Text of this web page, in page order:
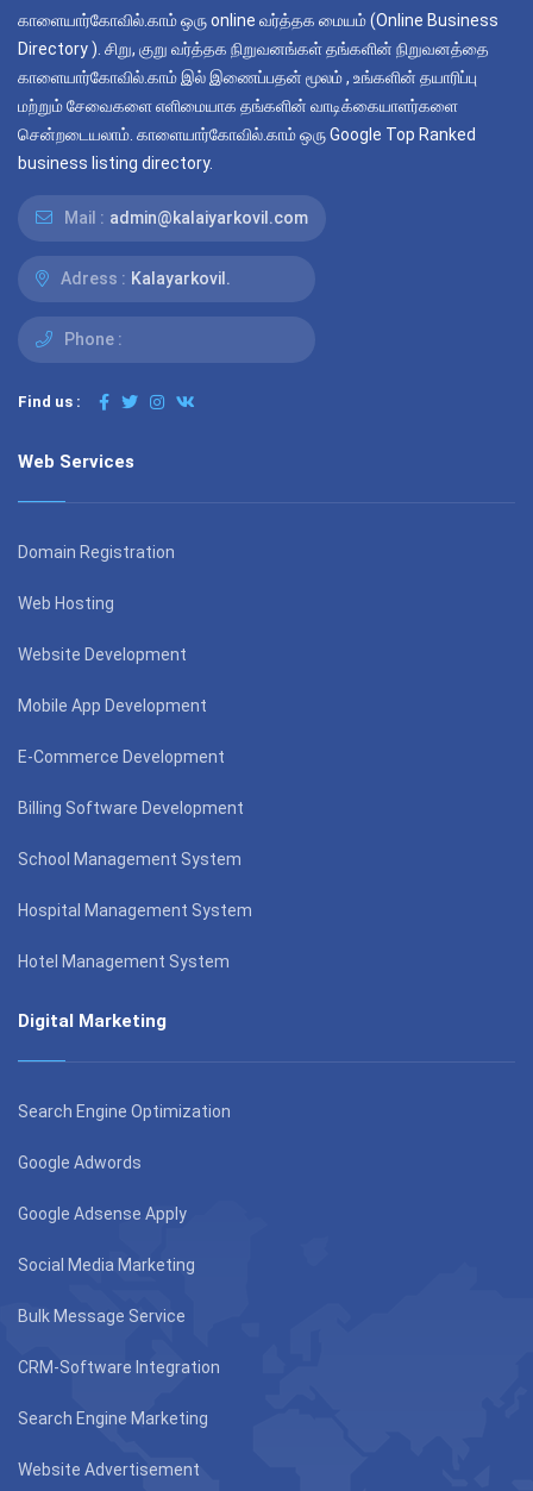
காளையார்கோவில்.காம் ஒரு online வர்த்தக மையம் (Online Business
Directory ). சிறு, குறு வர்த்தக நிறுவனங்கள் தங்களின் நிறுவனத்தை
காளையார்கோவில்.காம் இல் இணைப்பதன் மூலம் , உங்களின் தயாரிப்பு
மற்றும் சேவைகளை எளிமையாக தங்களின் வாடிக்கையாளர்களை
சென்றடையலாம். காளையார்கோவில்.காம் ஒரு Google Top Ranked
business listing directory.
Mail : admin@kalaiyarkovil.com
Adress : Kalayarkovil.
Phone :
Find us :
Web Services
Domain Registration
Web Hosting
Website Development
Mobile App Development
E-Commerce Development
Billing Software Development
School Management System
Hospital Management System
Hotel Management System
Digital Marketing
Search Engine Optimization
Google Adwords
Google Adsense Apply
Social Media Marketing
Bulk Message Service
CRM-Software Integration
Search Engine Marketing
Website Advertisement